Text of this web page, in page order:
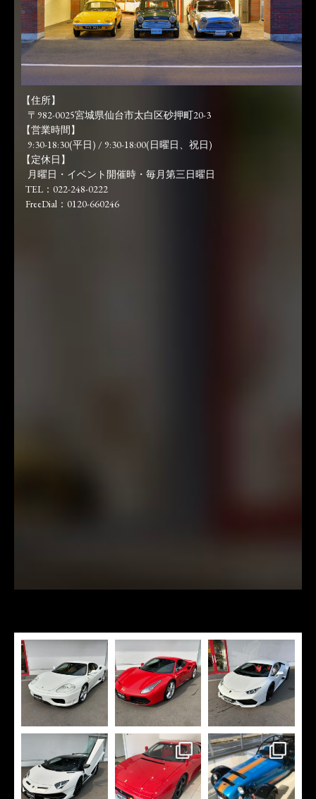
【住所】
〒982-0025宮城県仙台市太白区砂押町20-3
【営業時間】
9:30-18:30(平日) / 9:30-18:00(日曜日、祝日)
【定休日】
月曜日・イベント開催時・毎月第三日曜日
TEL：022-248-0222
FreeDial：0120-660246